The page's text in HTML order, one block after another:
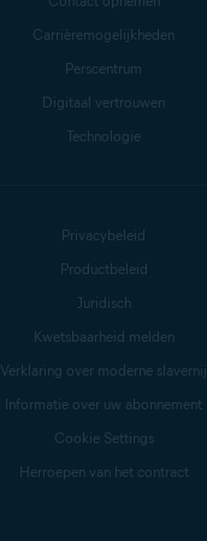
Carrièremogelijkheden
Perscentrum
Digitaal vertrouwen
Technologie
Privacybeleid
Productbeleid
Juridisch
Kwetsbaarheid melden
Verklaring over moderne slavernij
Informatie over uw abonnement
Cookie Settings
Herroepen van het contract